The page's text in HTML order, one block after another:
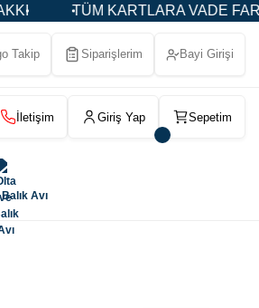
TÜM KARTLARA VADE
Takip Siparişlerim Bayi Girişi
İletişim Giriş Yap Sepetim
Avı